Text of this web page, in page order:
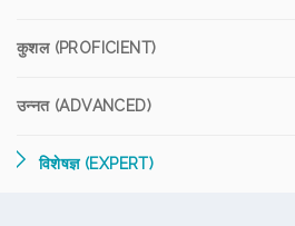
कुशल (PROFICIENT)
उन्नत (ADVANCED)
विशेषज्ञ (EXPERT)